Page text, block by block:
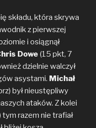
składu, która skrywa
z pierwszej
i osiągnął
Dowe (15 pkt, 7
dzielnie walczył
asystami. Michał
był nieustępliwy
ataków. Z kolei
tym razem nie trafiał